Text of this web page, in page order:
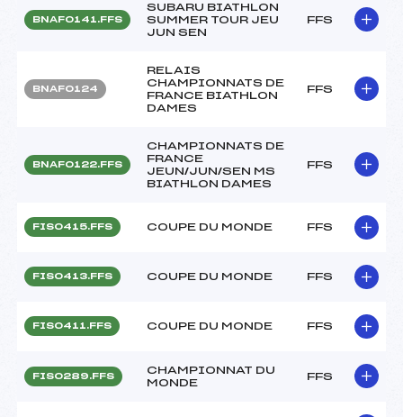
BNAF0141.FFS
SUBARU BIATHLON
SUMMER TOUR JEU
JUN SEN
FFS
BNAF0124
RELAIS
CHAMPIONNATS DE
FRANCE BIATHLON
DAMES
FFS
BNAF0122.FFS
CHAMPIONNATS DE
FRANCE
JEUN/JUN/SEN MS
BIATHLON DAMES
FFS
FIS0415.FFS COUPE DU MONDE FFS
FIS0413.FFS COUPE DU MONDE FFS
FIS0411.FFS COUPE DU MONDE FFS
FIS0289.FFS
CHAMPIONNAT DU
MONDE
FFS